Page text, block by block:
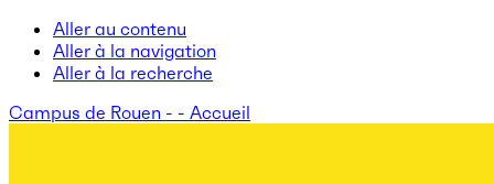
Aller au contenu
Aller à la navigation
Aller à la recherche
Campus de Rouen - - Accueil